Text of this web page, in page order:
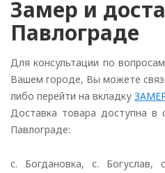
Замер и
Павлограде
Для консультации по
Вашем городе, Вы можете
либо перейти на вкладку
Доставка товара доступна в
Павлограде:
с. Богдановка, с. Богуслав,